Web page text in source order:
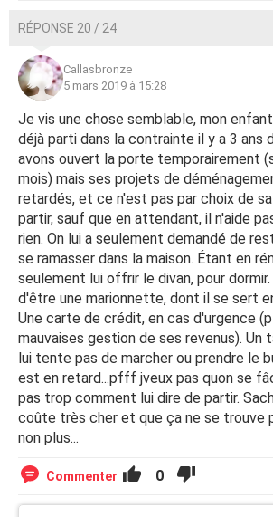
RÉPONSE 20 / 24
Callasbronze
5 mars 2019 à 15:28
Je vis une chose semblable, mon
déjà parti dans la contrainte il y a 3 ans
avons ouvert la porte temporairement
mois) mais ses projets de
retardés, et ce n'est pas par choix de
partir, sauf que en attendant, il n'aide
rien. On lui a seulement demandé de
se ramasser dans la maison. Étant en
seulement lui offrir le divan, pour
d'être une marionnette, dont il se sert
Une carte de crédit, en cas d'urgence
mauvaises gestion de ses revenus). Un
lui tente pas de marcher ou prendre le
est en retard...pfff jveux pas quon se
pas trop comment lui dire de partir.
coûte très cher et que ça ne se trouve
non plus...
Commenter 0